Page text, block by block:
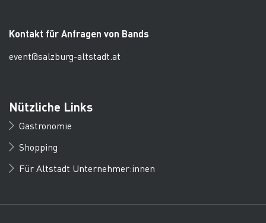
Kontakt für Anfragen von Bands
event@salzburg-altstadt.at
Nützliche Links
Gastronomie
Shopping
Für Altstadt Unternehmer:innen